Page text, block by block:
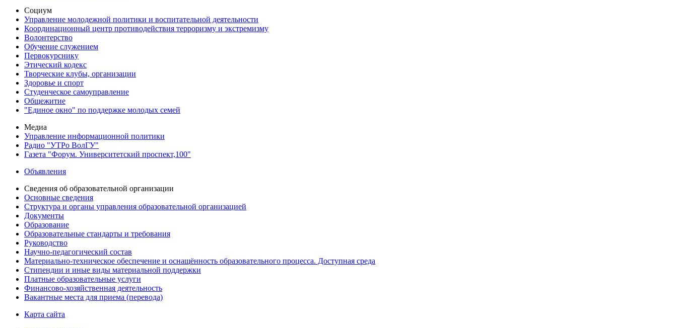
Социум
Управление молодежной политики и воспитательной деятельности
Координационный центр противодействия терроризму и экстремизму
Волонтерство
Обучение служением
Первокурснику
Этический кодекс
Творческие клубы, организации
Здоровье и спорт
Студенческое самоуправление
Общежитие
"Единое окно" по поддержке молодых семей
Медиа
Управление информационной политики
Радио "УТРо ВолГУ"
Газета "Форум. Университетский проспект,100"
Объявления
Сведения об образовательной организации
Основные сведения
Структура и органы управления образовательной организацией
Документы
Образование
Образовательные стандарты и требования
Руководство
Научно-педагогический состав
Материально-техническое обеспечение и оснащённость образовательного процесса. Доступная среда
Стипендии и иные виды материальной поддержки
Платные образовательные услуги
Финансово-хозяйственная деятельность
Вакантные места для приема (перевода)
Карта сайта